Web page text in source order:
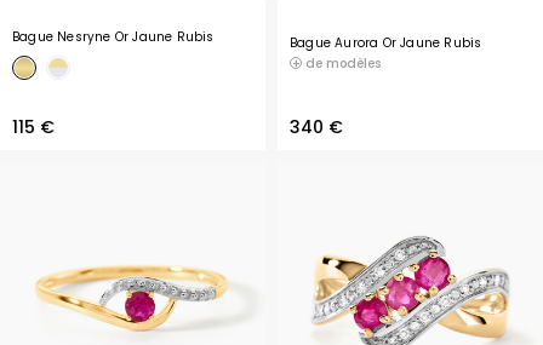
Bague Nesryne Or Jaune Rubis
115 €
Bague Aurora Or Jaune Rubis
de modèles
340 €